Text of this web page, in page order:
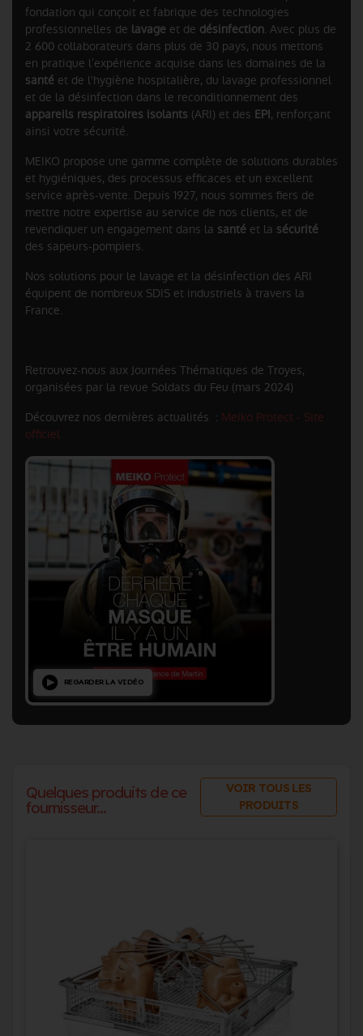
fondation qui conçoit et fabrique des technologies
professionnelles de lavage et de désinfection. Avec plus de
2 600 collaborateurs dans plus de 30 pays, nous mettons
en pratique l’expérience acquise dans les domaines de la
santé et de l'hygiène hospitalière, du lavage professionnel
et de la désinfection dans le reconditionnement des
appareils respiratoires isolants (ARI) et des EPI, renforçant
ainsi votre sécurité.
MEIKO propose une gamme complète de solutions durables
et hygiéniques, des processus efficaces et un excellent
service après-vente. Depuis 1927, nous sommes fiers de
mettre notre expertise au service de nos clients, et de
revendiquer un engagement dans la santé et la sécurité
des sapeurs-pompiers.
Nos solutions pour le lavage et la désinfection des ARI
équipent de nombreux SDIS et industriels à travers la
France.
Retrouvez-nous aux Journées Thématiques de Troyes,
organisées par la revue Soldats du Feu (mars 2024)
Découvrez nos dernières actualités : Meiko Protect - Site
officiel
REGARDER LA VIDÉO
Quelques produits de ce
fournisseur...
VOIR TOUS LES
PRODUITS